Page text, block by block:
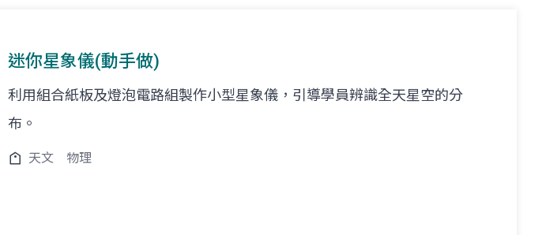
迷你星象儀(動手做)
利用組合紙板及燈泡電路組製作小型星象儀，引導學員辨識全天星空的分
布。
天文 物理